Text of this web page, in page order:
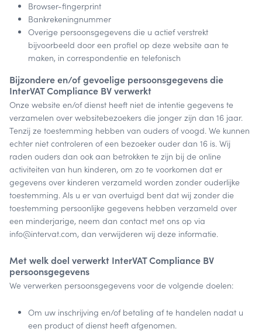
Browser-fingerprint
Bankrekeningnummer
Overige persoonsgegevens die u actief verstrekt
bijvoorbeeld door een profiel op deze website aan te
maken, in correspondentie en telefonisch
Bijzondere en/of gevoelige persoonsgegevens die
InterVAT Compliance BV verwerkt
Onze website en/of dienst heeft niet de intentie gegevens te
verzamelen over websitebezoekers die jonger zijn dan 16 jaar.
Tenzij ze toestemming hebben van ouders of voogd. We kunnen
echter niet controleren of een bezoeker ouder dan 16 is. Wij
raden ouders dan ook aan betrokken te zijn bij de online
activiteiten van hun kinderen, om zo te voorkomen dat er
gegevens over kinderen verzameld worden zonder ouderlijke
toestemming. Als u er van overtuigd bent dat wij zonder die
toestemming persoonlijke gegevens hebben verzameld over
een minderjarige, neem dan contact met ons op via
info@intervat.com, dan verwijderen wij deze informatie.
Met welk doel verwerkt InterVAT Compliance BV
persoonsgegevens
We verwerken persoonsgegevens voor de volgende doelen:
Om uw inschrijving en/of betaling af te handelen nadat u
een product of dienst heeft afgenomen.